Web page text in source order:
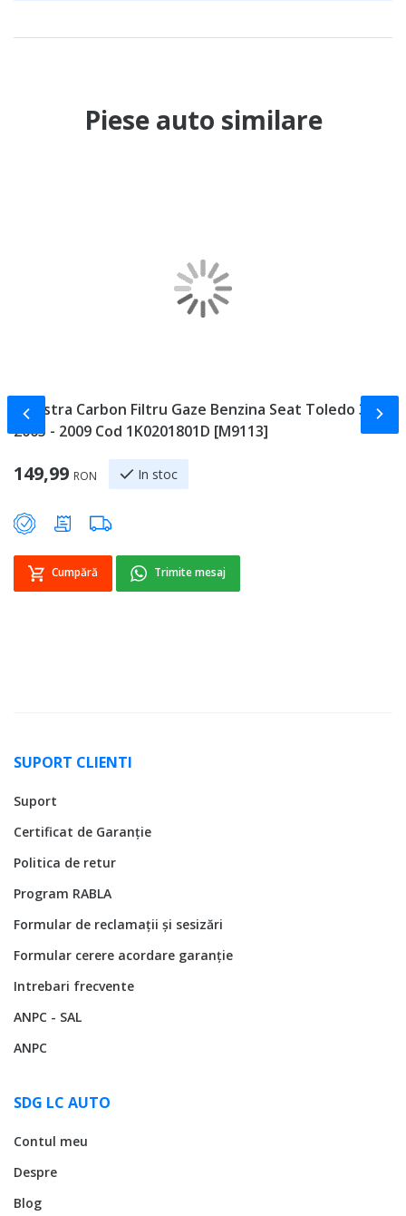
Piese auto similare
Canistra Carbon Filtru Gaze Benzina Seat Toledo 3
2005 - 2009 Cod 1K0201801D [M9113]
149,99 RON In stoc
Cumpără Trimite mesaj
Slide-ul anterior
SUPORT CLIENTI
Suport
Certificat de Garanție
Politica de retur
Program RABLA
Formular de reclamații și sesizări
Formular cerere acordare garanție
Intrebari frecvente
ANPC - SAL
ANPC
SDG LC AUTO
Contul meu
Despre
Blog